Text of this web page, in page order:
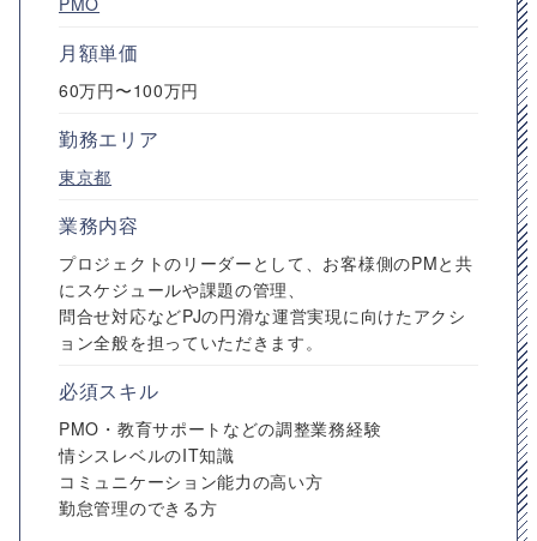
月額単価
60万円〜100万円
勤務エリア
東京都
業務内容
プロジェクトのリーダーとして、お客様側のPMと共
にスケジュールや課題の管理、
問合せ対応などPJの円滑な運営実現に向けたアクシ
ョン全般を担っていただきます。
必須スキル
PMO・教育サポートなどの調整業務経験
情シスレベルのIT知識
コミュニケーション能力の高い方
勤怠管理のできる方